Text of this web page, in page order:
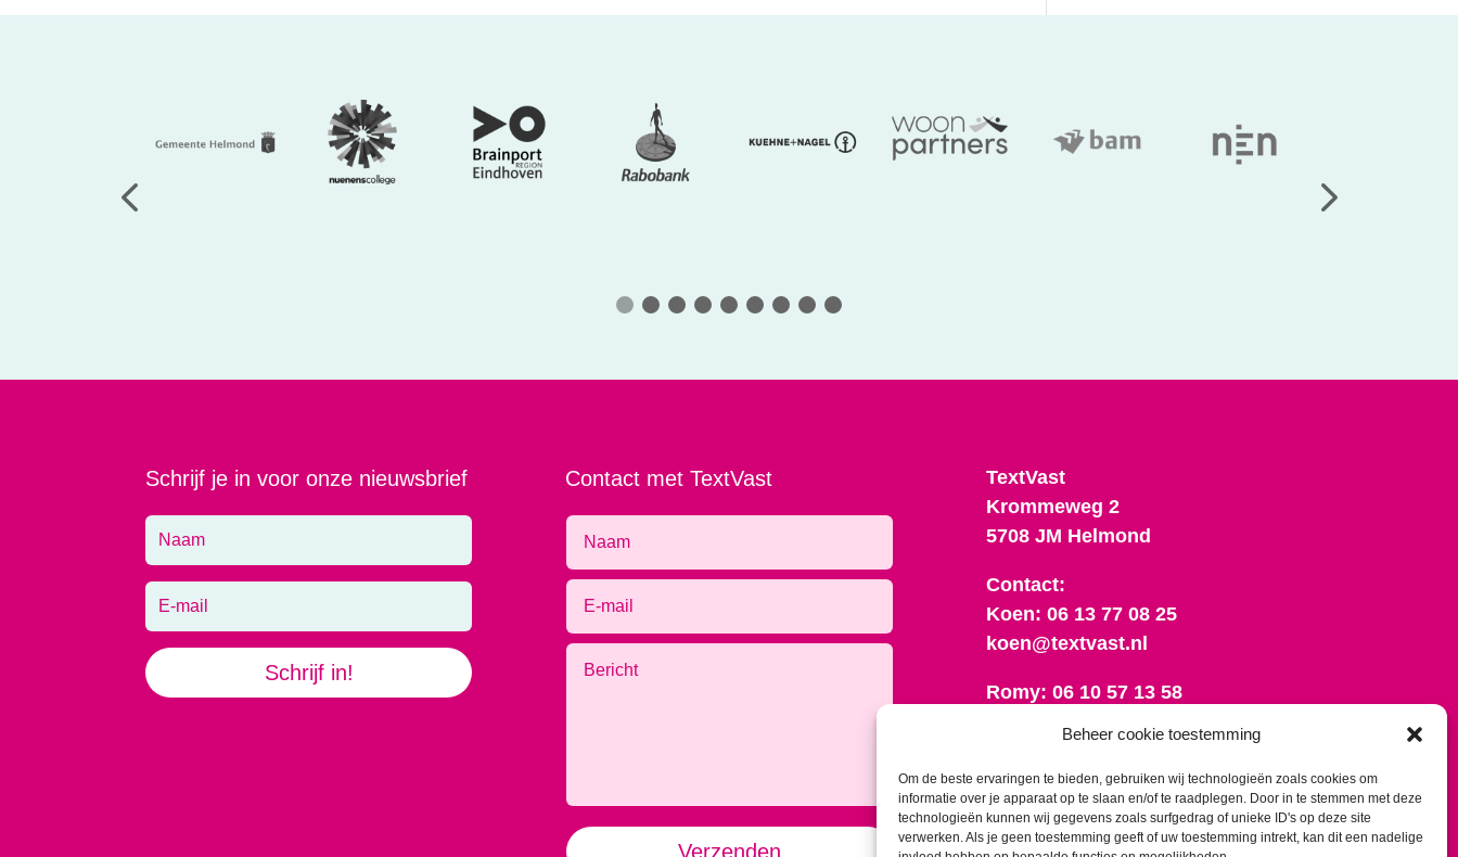
Beheer cookie toestemming
Om de beste ervaringen te bieden, gebruiken wij technologieën zoals cookies om
informatie over je apparaat op te slaan en/of te raadplegen. Door in te stemmen met deze
technologieën kunnen wij gegevens zoals surfgedrag of unieke ID's op deze site
verwerken. Als je geen toestemming geeft of uw toestemming intrekt, kan dit een nadelige
Schrijf je in voor onze nieuwsbrief
Schrijf in!
Contact met TextVast
Verzenden
Alternative:
TextVast
Krommeweg 2
5708 JM Helmond
Contact:
Koen: 06 13 77 08 25
koen@textvast.nl
Romy: 06 10 57 13 58
Onze algemene voorwaarden